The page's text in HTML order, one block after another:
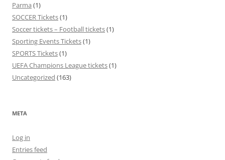
Parma (1)
SOCCER Tickets(1)
Soccer tickets – Football tickets(1)
Sporting Events Tickets(1)
SPORTS Tickets(1)
UEFA Champions League tickets(1)
Uncategorized (163)
META
Log in
Entries feed